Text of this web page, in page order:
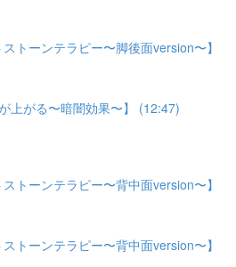
トーンテラピー〜脚後面version〜】
上がる〜暗闇効果〜】 (12:47)
トーンテラピー〜背中面version〜】
トーンテラピー〜背中面version〜】